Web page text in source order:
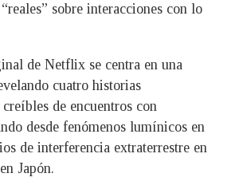
sobre interacciones con lo
de Netflix se centra en una
cuatro historias
de encuentros con
desde fenómenos lumínicos en
de interferencia extraterrestre en
Japón.